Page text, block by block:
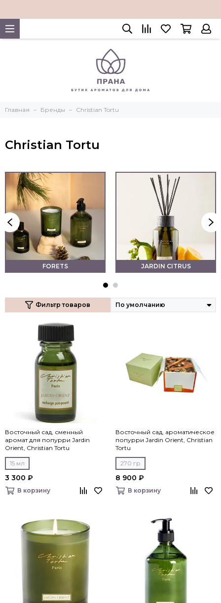
Главная Бренды Christian Tortu
Christian Tortu
FORETS JARDIN CITRUS
Фильтр товаров
Восточный сад, сменный
аромат для попурри Jardin
Orient, Christian Tortu
15 мл
3 300 ₽
В корзину
Восточный сад, ароматическое
попурри Jardin Orient, Christian
Tortu
270 гр
8 900 ₽
В корзину